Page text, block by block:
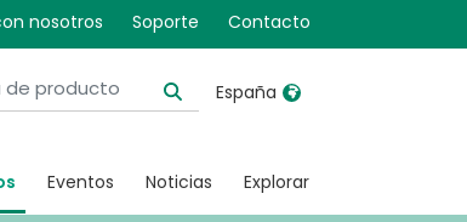
nosotros Soporte Contacto
España
States
Italia
Eventos Noticias Explorar